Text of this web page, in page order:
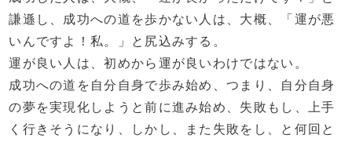
謙遜し、成功への道を歩かない人は、大概、「運が悪
いんですよ！私。」と尻込みする。
運が良い人は、初めから運が良いわけではない。
成功への道を自分自身で歩み始め、つまり、自分自身
の夢を実現化しようと前に進み始め、失敗もし、上手
く行きそうになり、しかし、また失敗をし、と何回と